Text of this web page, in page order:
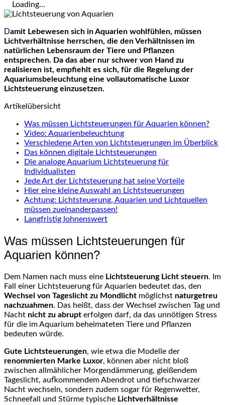
Loading...
Damit Lebewesen sich in Aquarien wohlfühlen, müssen
Lichtverhältnisse herrschen, die den Verhältnissen im
natürlichen Lebensraum der Tiere und Pflanzen
entsprechen. Da das aber nur schwer von Hand zu
realisieren ist, empfiehlt es sich, für die Regelung der
Aquariumsbeleuchtung eine vollautomatische Luxor
Lichtsteuerung einzusetzen.
Artikelübersicht
Was müssen Lichtsteuerungen für Aquarien können?
Video: Aquarienbeleuchtung
Verschiedene Arten von Lichtsteuerungen im Überblick
Das können digitale Lichtsteuerungen
Die analoge Aquarium Lichtsteuerung für
Individualisten
Jede Art der Lichtsteuerung hat seine Vorteile
Hier eine kleine Auswahl an Lichtsteuerungen
Achtung: Lichtsteuerung, Aquarien und Lichtquellen
müssen zueinanderpassen!
Langfristig lohnenswert
Was müssen Lichtsteuerungen für
Aquarien können?
Dem Namen nach muss eine Lichtsteuerung Licht steuern. Im
Fall einer Lichtsteuerung für Aquarien bedeutet das, den
Wechsel von Tageslicht zu Mondlicht möglichst naturgetreu
nachzuahmen. Das heißt, dass der Wechsel zwischen Tag und
Nacht nicht zu abrupt erfolgen darf, da das unnötigen Stress
für die im Aquarium beheimateten Tiere und Pflanzen
bedeuten würde.
Gute Lichtsteuerungen, wie etwa die Modelle der
renommierten Marke Luxor, können aber nicht bloß
zwischen allmählicher Morgendämmerung, gleißendem
Tageslicht, aufkommendem Abendrot und tiefschwarzer
Nacht wechseln, sondern zudem sogar für Regenwetter,
Schneefall und Stürme typische Lichtverhältnisse